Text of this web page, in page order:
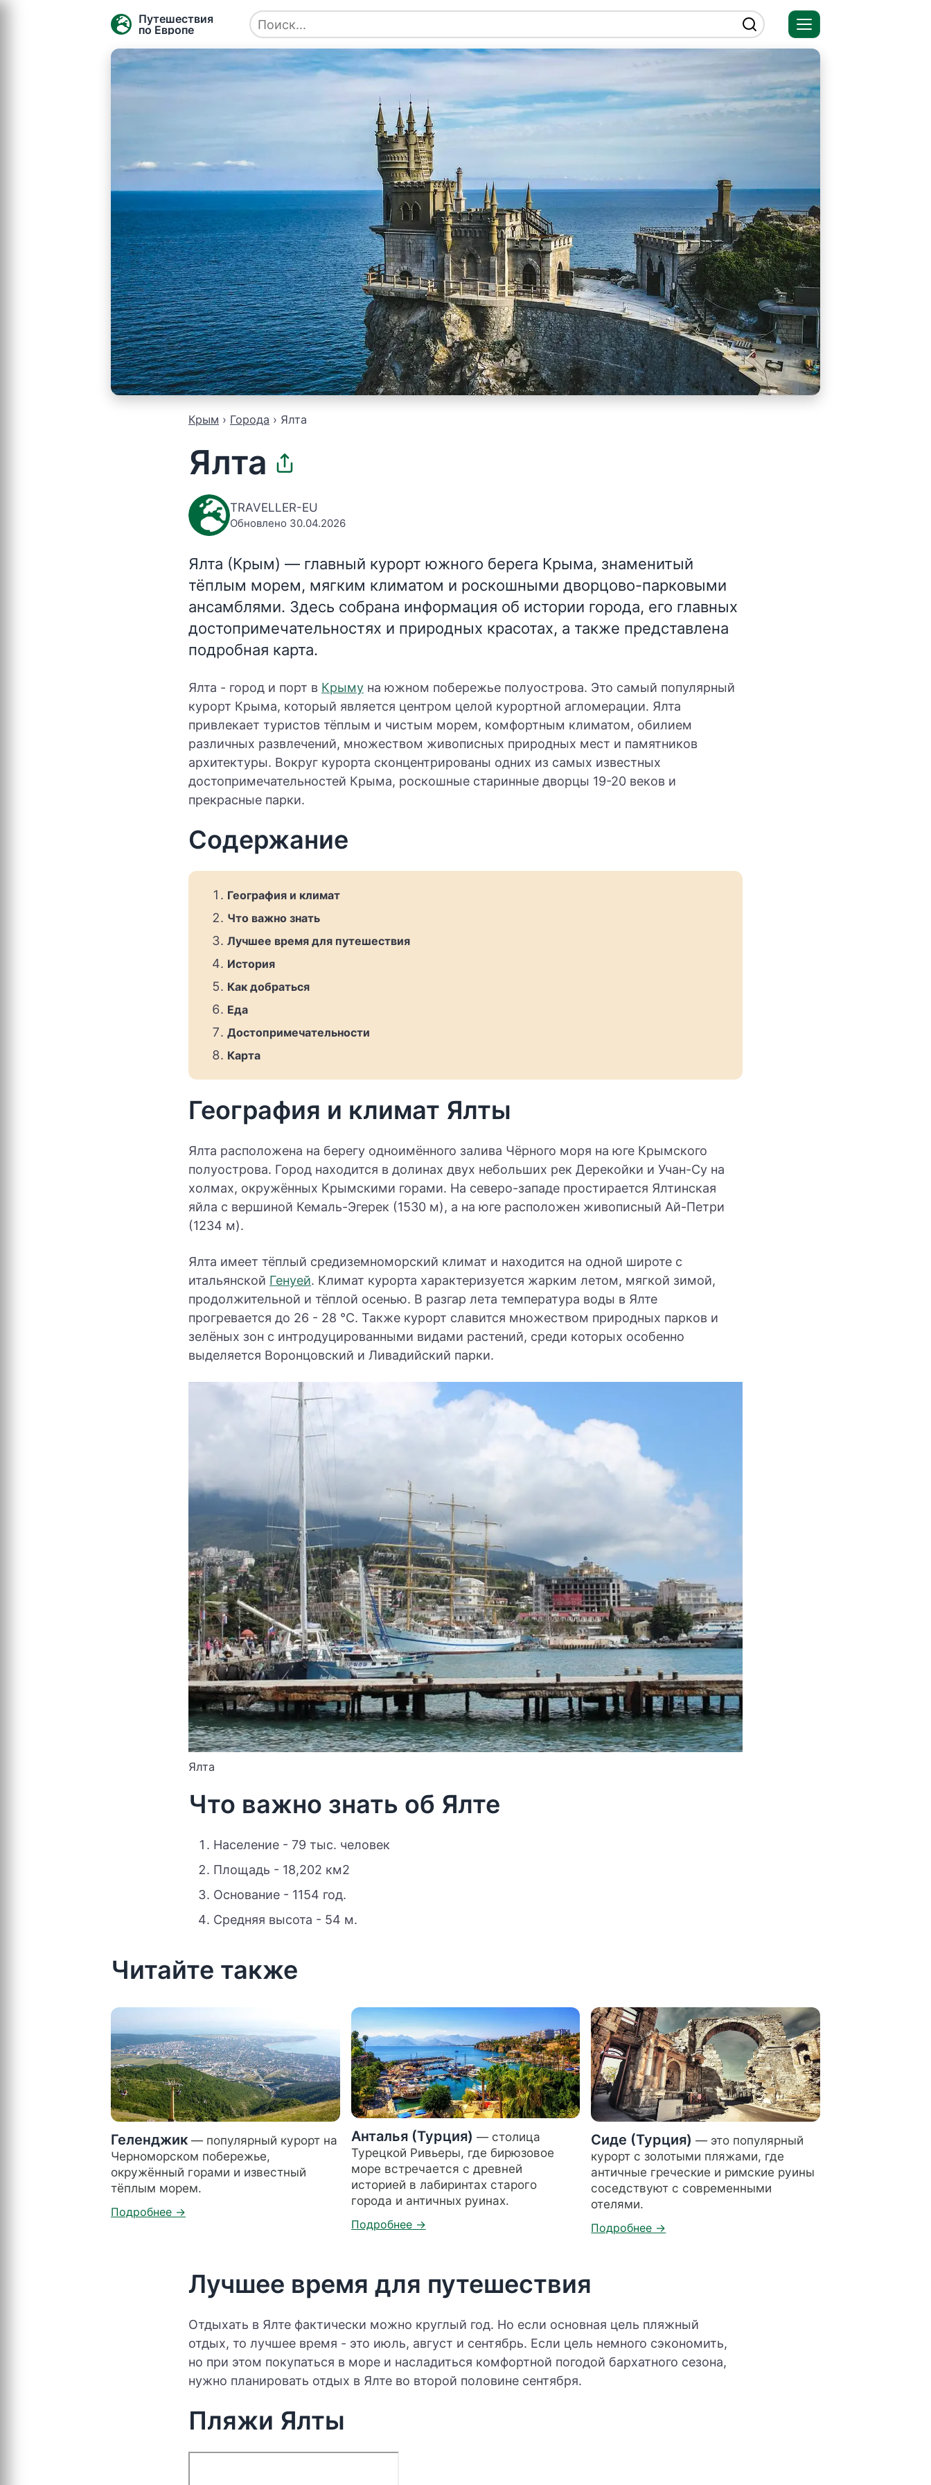
Путешествия
по Европе
Открыть
меню
Крым Города Ялта
Ялта
TRAVELLER-EU
Обновлено 30.04.2026
Ялта (Крым) — главный курорт южного берега Крыма, знаменитый
тёплым морем, мягким климатом и роскошными дворцово-парковыми
ансамблями. Здесь собрана информация об истории города, его главных
достопримечательностях и природных красотах, а также представлена
подробная карта.
Ялта - город и порт в Крыму на южном побережье полуострова. Это самый популярный
курорт Крыма, который является центром целой курортной агломерации. Ялта
привлекает туристов тёплым и чистым морем, комфортным климатом, обилием
различных развлечений, множеством живописных природных мест и памятников
архитектуры. Вокруг курорта сконцентрированы одних из самых известных
достопримечательностей Крыма, роскошные старинные дворцы 19-20 веков и
прекрасные парки.
Содержание
География и климат
Что важно знать
Лучшее время для путешествия
История
Как добраться
Еда
Достопримечательности
Карта
География и климат Ялты
Ялта расположена на берегу одноимённого залива Чёрного моря на юге Крымского
полуострова. Город находится в долинах двух небольших рек Дерекойки и Учан-Су на
холмах, окружённых Крымскими горами. На северо-западе простирается Ялтинская
яйла с вершиной Кемаль-Эгерек (1530 м), а на юге расположен живописный Ай-Петри
(1234 м).
Ялта имеет тёплый средиземноморский климат и находится на одной широте с
итальянской Генуей. Климат курорта характеризуется жарким летом, мягкой зимой,
продолжительной и тёплой осенью. В разгар лета температура воды в Ялте
прогревается до 26 - 28 °C. Также курорт славится множеством природных парков и
зелёных зон с интродуцированными видами растений, среди которых особенно
выделяется Воронцовский и Ливадийский парки.
Ялта
Что важно знать об Ялте
Население - 79 тыс. человек
Площадь - 18,202 км2​​​​​​
Основание - 1154 год.
Средняя высота - 54 м.
Читайте также
Геленджик — популярный курорт на
Черноморском побережье,
окружённый горами и известный
тёплым морем.
Анталья (Турция) — столица
Турецкой Ривьеры, где бирюзовое
море встречается с древней
историей в лабиринтах старого
города и античных руинах.
Сиде (Турция) — это популярный
курорт с золотыми пляжами, где
античные греческие и римские руины
соседствуют с современными
отелями.
Лучшее время для путешествия
Отдыхать в Ялте фактически можно круглый год. Но если основная цель пляжный
отдых, то лучшее время - это июль, август и сентябрь. Если цель немного сэкономить,
но при этом покупаться в море и насладиться комфортной погодой бархатного сезона,
нужно планировать отдых в Ялте во второй половине сентября.
Пляжи Ялты